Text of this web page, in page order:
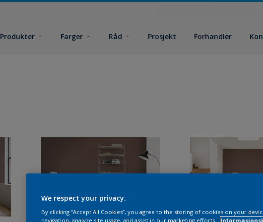
Produkter Farger Råd Prosjekt Forhandler
We respect your privacy.
By clicking “Accept All Cookies”, you agree to the storing of cookies on your
navigation, analyze site usage, and assist in our marketing efforts.